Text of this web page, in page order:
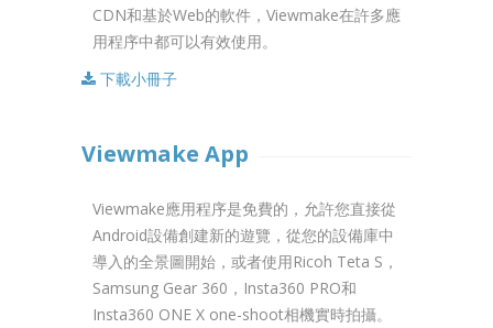
CDN和基於Web的軟件，Viewmake在許多應
用程序中都可以有效使用。
下載小冊子
Viewmake App
Viewmake應用程序是免費的，允許您直接從
Android設備創建新的遊覽，從您的設備庫中
導入的全景圖開始，或者使用Ricoh Teta S，
Samsung Gear 360，Insta360 PRO和
Insta360 ONE X one-shoot相機實時拍攝。